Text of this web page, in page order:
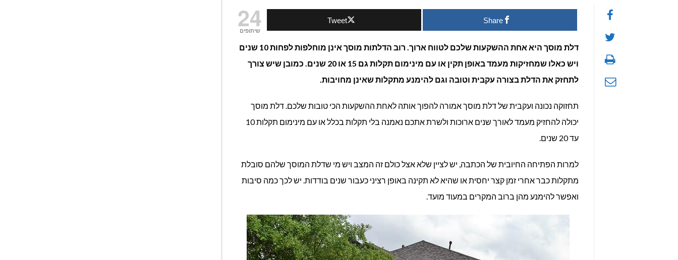
דלת
מוסך
DOOR)
24
שיתופים
Share
Tweet
דלת מוסך היא אחת ההשקעות שלכם לטווח ארוך. רוב הדלתות מוסך אינן מוחלפות לפחות 10 שנים
ויש כאלו שמחזיקות מעמד באופן תקין או עם מינימום תקלות גם 15 או 20 שנים. כמובן שיש צורך
לתחזק את הדלת בצורה עקבית וטובה וגם להימנע מתקלות שאינן מחויבות.
תחזוקה נכונה ועקבית של דלת מוסך אמורה להפוך אותה לאחת ההשקעות הכי טובות שלכם. דלת מוסך
יכולה להחזיק מעמד לאורך שנים ארוכות ולשרת אתכם נאמנה בלי תקלות בכלל או עם מינימום תקלות 10
עד 20 שנים.
למרות הפתיחה החיובית של הכתבה, יש לציין שלא אצל כולם זה המצב ויש מי שדלת המוסך שלהם סובלת
מתקלות כבר אחרי זמן קצר יחסית או שהיא לא תקינה באופן רציני כעבור שנים בודדות. יש לכך כמה סיבות
ואפשר להימנע מהן ברוב המקרים במעוד מועד.